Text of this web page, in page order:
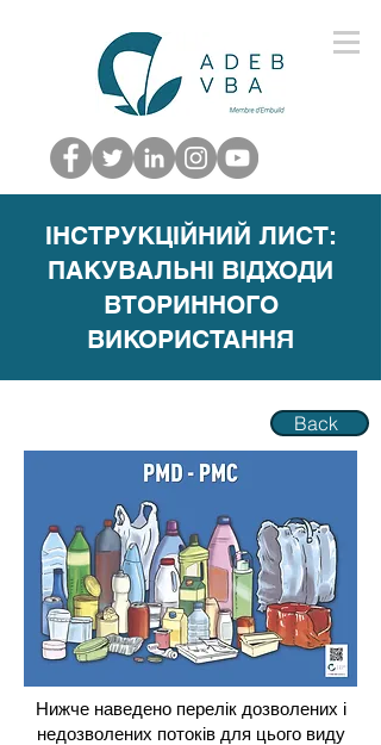
ІНСТРУКЦІЙНИЙ ЛИСТ:
ПАКУВАЛЬНІ ВІДХОДИ
ВТОРИННОГО
ВИКОРИСТАННЯ
Back
Нижче наведено перелік дозволених і
недозволених потоків для цього виду